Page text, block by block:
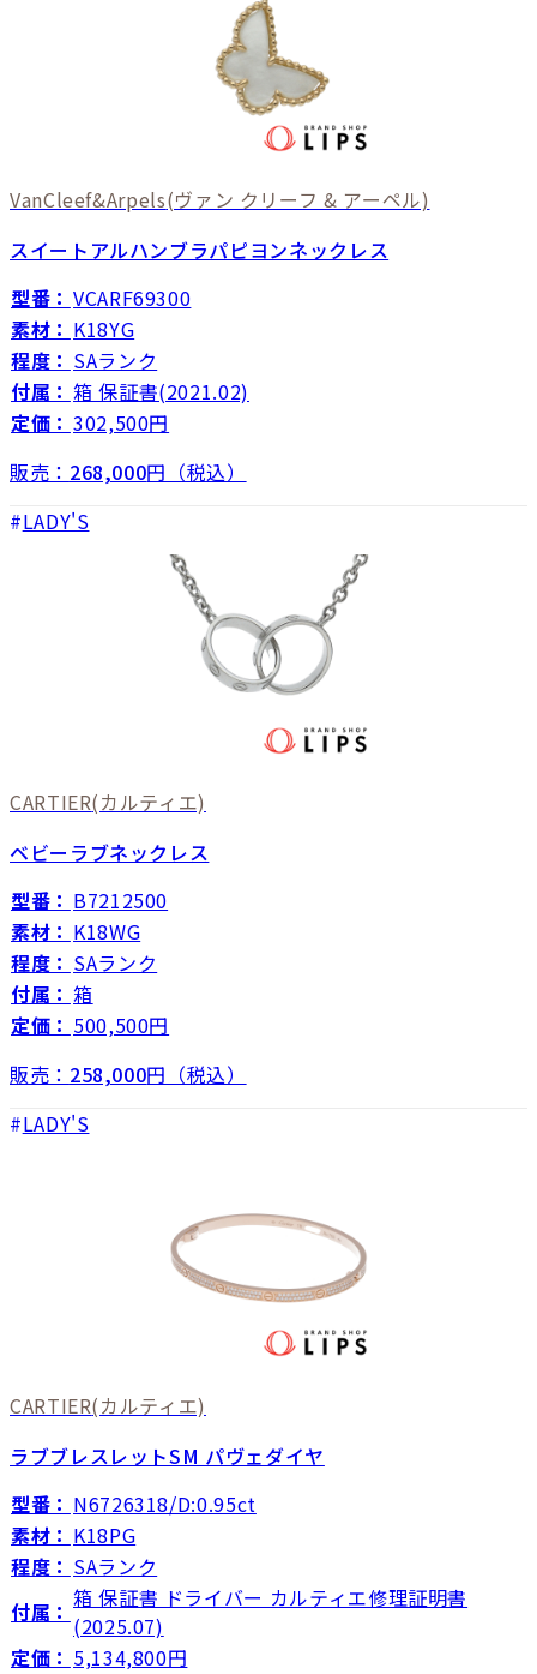
VanCleef&Arpels(ヴァン クリーフ & アーペル)
スイートアルハンブラパピヨンネックレス
型番： VCARF69300
素材： K18YG
程度： SAランク
付属： 箱 保証書(2021.02)
定価： 302,500円
販売： 268,000円（税込）
LADY'S
CARTIER(カルティエ)
ベビーラブネックレス
型番： B7212500
素材： K18WG
程度： SAランク
付属： 箱
定価： 500,500円
販売： 258,000円（税込）
LADY'S
CARTIER(カルティエ)
ラブブレスレットSM パヴェダイヤ
型番： N6726318/D:0.95ct
素材： K18PG
程度： SAランク
付属： 箱 保証書 ドライバー カルティエ修理証明書
(2025.07)
定価： 5,134,800円